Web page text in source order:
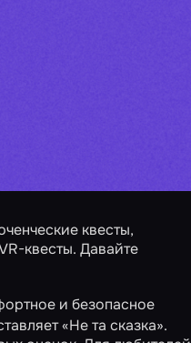
квесты,
квесты. Давайте
и безопасное
«Не та сказка».